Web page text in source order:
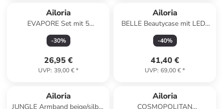
Ailoria
EVAPORE Set mit 5
Scherköpfen in weiß
-30%
26,95 €
UVP: 39,00 €*
Ailoria
BELLE Beautycase mit LED-
Spiegel in rosa
-40%
41,40 €
UVP: 69,00 €*
Ailoria
JUNGLE Armband beige/silber
Ailoria
COSMOPOLITAN